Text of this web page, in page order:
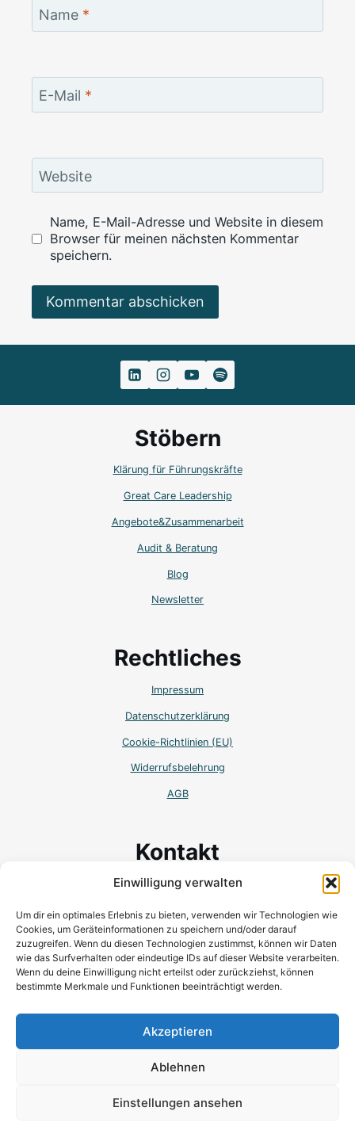
Einwilligung verwalten
Um dir ein optimales Erlebnis zu bieten, verwenden wir Technologien wie
Cookies, um Geräteinformationen zu speichern und/oder darauf
zuzugreifen. Wenn du diesen Technologien zustimmst, können wir Daten
wie das Surfverhalten oder eindeutige IDs auf dieser Website verarbeiten.
Wenn du deine Einwilligung nicht erteilst oder zurückziehst, können
bestimmte Merkmale und Funktionen beeinträchtigt werden.
Akzeptieren
Ablehnen
Einstellungen ansehen
Name *
E-Mail *
Website
Name, E-Mail-Adresse und Website in diesem
Browser für meinen nächsten Kommentar
speichern.
Alternative:
Stöbern
Klärung für Führungskräfte
Great Care Leadership
Angebote&Zusammenarbeit
Audit & Beratung
Blog
Newsletter
Rechtliches
Impressum
Datenschutzerklärung
Cookie-Richtlinien (EU)
Widerrufsbelehrung
AGB
Kontakt
Wilhem-Binder-Str. 19
78048 Villingen-Schwenningen
Mobil:+ 49 (0) 173 166 25 96
kontakt@katrinpivernetz.com